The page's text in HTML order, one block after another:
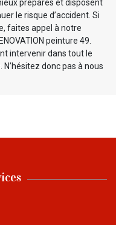
préparés et disposent
le risque d’accident. Si
faites appel à notre
peinture 49.
intervenir dans tout le
donc pas à nous